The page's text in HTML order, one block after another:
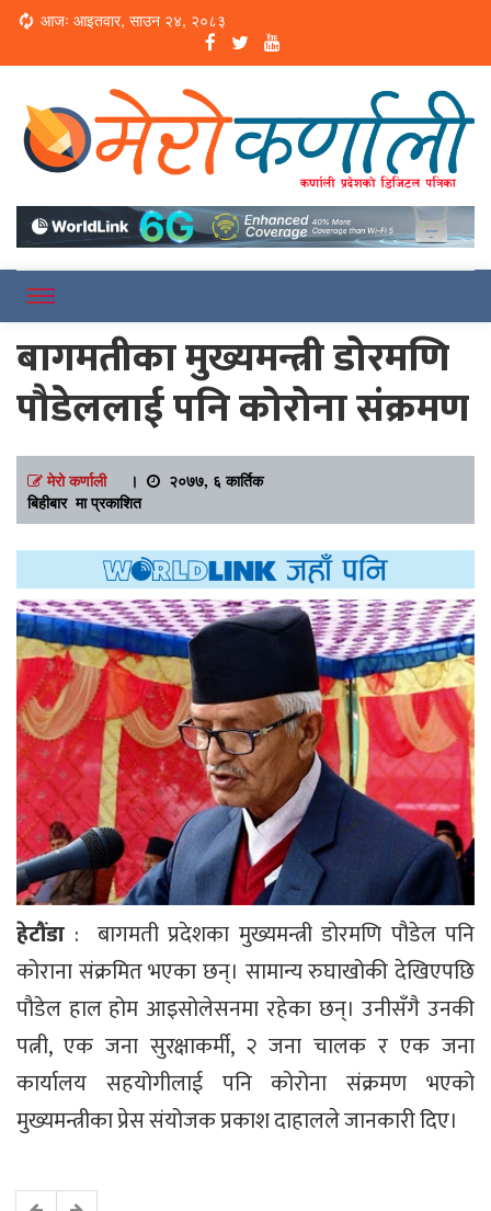
Loading...
आजः आइतवार, साउन २४, २०८३
Merokarnali
बागमतीका मुख्यमन्त्री डोरमणि
पौडेललाई पनि कोरोना संक्रमण
मेरो कर्णाली।
२०७७, ६ कार्तिक
बिहीबार मा प्रकाशित
हेटौंडा : बागमती प्रदेशका मुख्यमन्त्री डोरमणि पौडेल पनि
कोराना संक्रमित भएका छन्। सामान्य रुघाखोकी देखिएपछि
पौडेल हाल होम आइसोलेसनमा रहेका छन्। उनीसँगै उनकी
पत्नी, एक जना सुरक्षाकर्मी, २ जना चालक र एक जना
कार्यालय सहयोगीलाई पनि कोरोना संक्रमण भएको
मुख्यमन्त्रीका प्रेस संयोजक प्रकाश दाहालले जानकारी दिए।